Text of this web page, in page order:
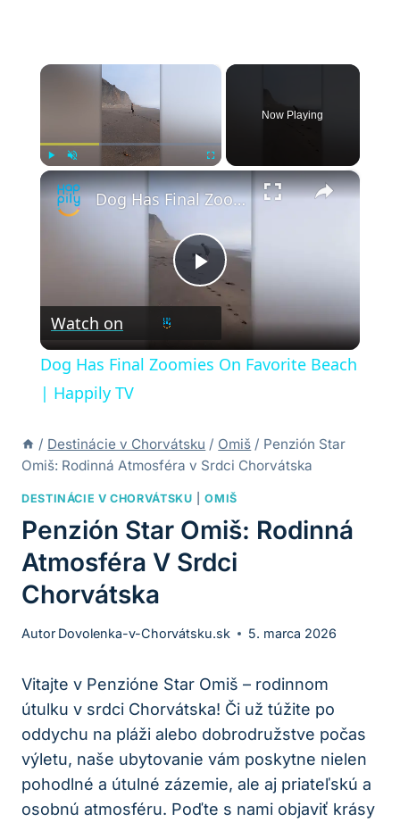
×
Now Playing
×
Play
Video
Dog Has Final Zoomies On Favorite Beach | Happily TV
Watch on
Dog Has Final Zoomies On Favorite Beach
| Happily TV
/ Destinácie v Chorvátsku / Omiš / Penzión Star
Omiš: Rodinná Atmosféra v Srdci Chorvátska
DESTINÁCIE V CHORVÁTSKU |OMIŠ
Penzión Star Omiš: Rodinná
Atmosféra V Srdci
Chorvátska
Autor Dovolenka-v-Chorvátsku.sk 5. marca 2026
Vitajte v Penzióne Star Omiš – rodinnom
útulku v srdci Chorvátska! Či už túžite po
oddychu na pláži alebo dobrodružstve počas
výletu, naše ubytovanie vám poskytne nielen
pohodlné a útulné zázemie, ale aj priateľskú a
osobnú atmosféru. Poďte s nami objaviť krásy